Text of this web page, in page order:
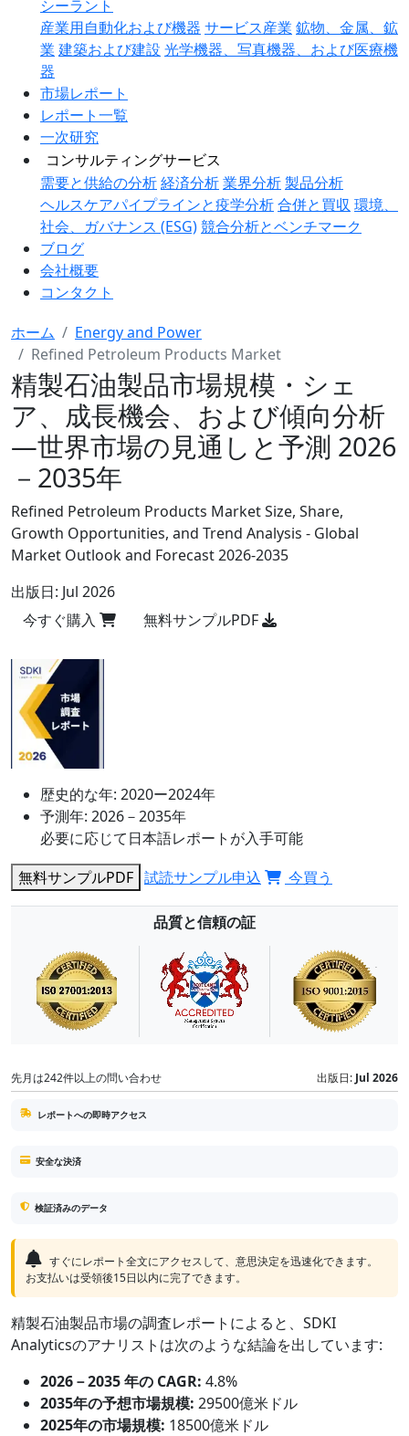
シーラント
産業用自動化および機器 サービス産業 鉱物、金属、鉱
業 建築および建設 光学機器、写真機器、および医療機
器
市場レポート
レポート一覧
一次研究
コンサルティングサービス
需要と供給の分析経済分析業界分析製品分析
ヘルスケアパイプラインと疫学分析合併と買収 環境、
社会、ガバナンス (ESG)競合分析とベンチマーク
ブログ
会社概要
コンタクト
ホーム
Energy and Power
Refined Petroleum Products Market
精製石油製品市場規模・シェ
ア、成長機会、および傾向分析
―世界市場の見通しと予測 2026
－2035年
Refined Petroleum Products Market Size, Share,
Growth Opportunities, and Trend Analysis - Global
Market Outlook and Forecast 2026-2035
出版日: Jul 2026
今すぐ購入
無料サンプルPDF
歴史的な年: 2020ー2024年
予測年: 2026－2035年
必要に応じて日本語レポートが入手可能
無料サンプルPDF 試読サンプル申込 今買う
品質と信頼の証
先月は242件以上の問い合わせ 出版日: Jul 2026
レポートへの即時アクセス
安全な決済
検証済みのデータ
すぐにレポート全文にアクセスして、意思決定を迅速化できます。
お支払いは受領後15日以内に完了できます。
精製石油製品市場の調査レポートによると、SDKI
Analyticsのアナリストは次のような結論を出しています:
2026－2035 年の CAGR: 4.8%
2035年の予想市場規模: 29500億米ドル
2025年の市場規模: 18500億米ドル